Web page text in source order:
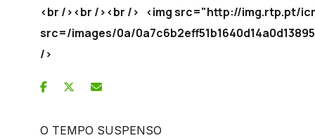
<br /><br /><br /> <img src="http://img.rtp.pt/
src=/images/0a/
/>
O TEMPO SUSPENSO